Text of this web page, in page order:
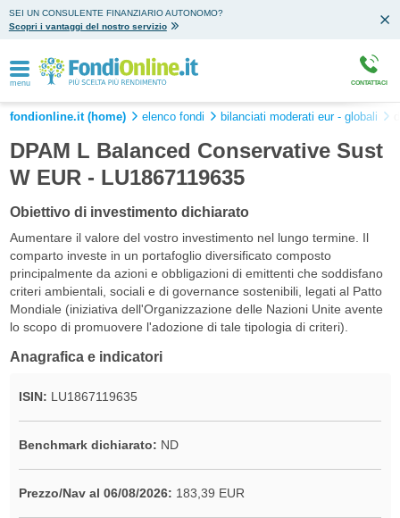
SEI UN CONSULENTE FINANZIARIO AUTONOMO?
Scopri i vantaggi del nostro servizio
menu CONTATTACI
fondionline.it (home) elenco fondi bilanciati moderati eur - globali
DPAM L Balanced Conservative Sust
W EUR - LU1867119635
Obiettivo di investimento dichiarato
Aumentare il valore del vostro investimento nel lungo termine. Il
comparto investe in un portafoglio diversificato composto
principalmente da azioni e obbligazioni di emittenti che soddisfano
criteri ambientali, sociali e di governance sostenibili, legati al Patto
Mondiale (iniziativa dell'Organizzazione delle Nazioni Unite avente
lo scopo di promuovere l'adozione di tale tipologia di criteri).
Anagrafica e indicatori
ISIN: LU1867119635
Benchmark dichiarato: ND
Prezzo/Nav al 06/08/2026: 183,39 EUR